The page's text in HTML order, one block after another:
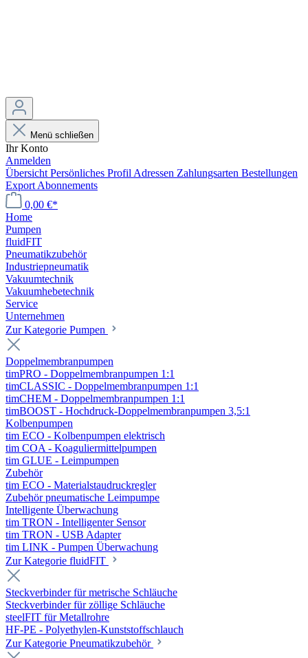
Menü schließen
Ihr Konto
Anmelden
Übersicht Persönliches Profil Adressen Zahlungsarten Bestellungen
Export Abonnements
0,00 €*
Home
Pumpen
fluidFIT
Pneumatikzubehör
Industriepneumatik
Vakuumtechnik
Vakuumhebetechnik
Service
Unternehmen
Zur Kategorie Pumpen
Doppelmembranpumpen
timPRO - Doppelmembranpumpen 1:1
timCLASSIC - Doppelmembranpumpen 1:1
timCHEM - Doppelmembranpumpen 1:1
timBOOST - Hochdruck-Doppelmembranpumpen 3,5:1
Kolbenpumpen
tim ECO - Kolbenpumpen elektrisch
tim COA - Koaguliermittelpumpen
tim GLUE - Leimpumpen
Zubehör
tim ECO - Materialstaudruckregler
Zubehör pneumatische Leimpumpe
Intelligente Überwachung
tim TRON - Intelligenter Sensor
tim TRON - USB Adapter
tim LINK - Pumpen Überwachung
Zur Kategorie fluidFIT
Steckverbinder für metrische Schläuche
Steckverbinder für zöllige Schläuche
steelFIT für Metallrohre
HF-PE - Polyethylen-Kunststoffschlauch
Zur Kategorie Pneumatikzubehör